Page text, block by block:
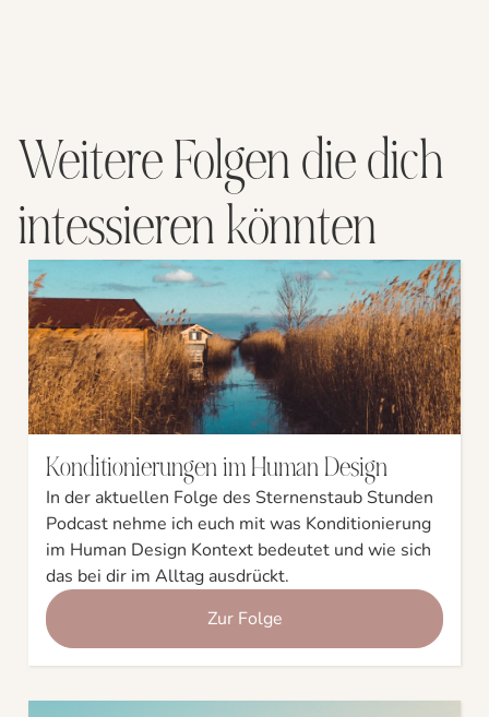
Weitere Folgen die dich
intessieren könnten
Konditionierungen im Human Design
In der aktuellen Folge des Sternenstaub Stunden
Podcast nehme ich euch mit was Konditionierung
im Human Design Kontext bedeutet und wie sich
das bei dir im Alltag ausdrückt.
Zur Folge